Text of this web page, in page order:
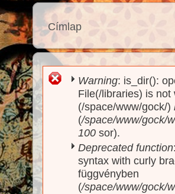
Címlap
Hibaüzenet
Warning: is_dir():
File(/libraries) is
(/space/www/gock/)
(/space/www/gock/
100 sor).
Deprecated function
syntax with curly
függvényben
(/space/www/gock/